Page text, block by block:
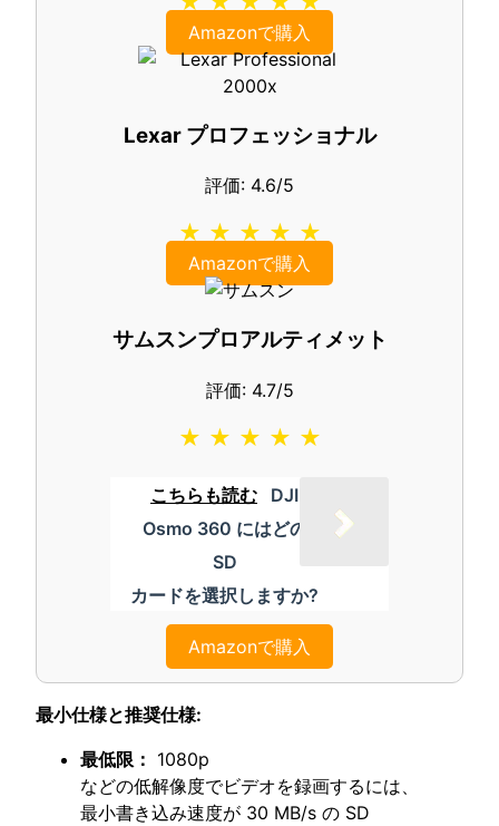
Amazonで購入
Lexar プロフェッショナル
評価: 4.6/5
★ ★ ★ ★ ★
Amazonで購入
サムスンプロアルティメット
評価: 4.7/5
★ ★ ★ ★ ★
こちらも読む
DJI
Osmo 360 にはどの
SD
カードを選択しますか?
Amazonで購入
最小仕様と推奨仕様:
最低限： 1080p
などの低解像度でビデオを録画するには、
最小書き込み速度が 30 MB/s の SD